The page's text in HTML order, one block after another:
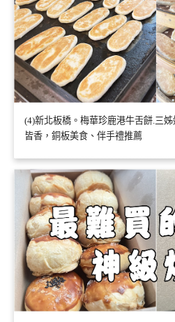
(4)新北板橋。梅華珍鹿港牛舌餅.三
皆香，銅板美食、伴手禮推薦